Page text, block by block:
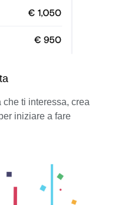
ti interessa, crea
iniziare a fare